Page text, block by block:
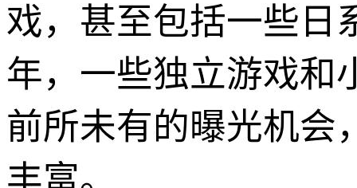
戏，甚至包括一些日
年，一些独立游戏和
前所未有的曝光机会
丰富。